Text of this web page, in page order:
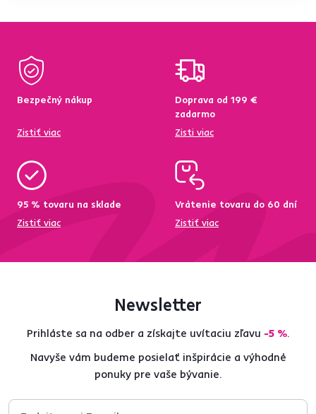
Bezpečný nákup
Zistiť viac
Doprava od 199 €
zadarmo
Zisti viac
95 % tovaru na sklade
Zistiť viac
Vrátenie tovaru do 60 dní
Zistiť viac
Newsletter
Prihláste sa na odber a získajte uvítaciu zľavu -5 %.
Navyše vám budeme posielať inšpirácie a výhodné
ponuky pre vaše bývanie.